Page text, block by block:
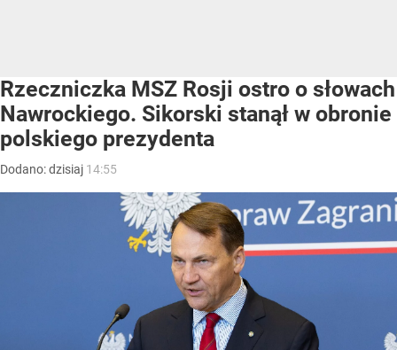
Rzeczniczka MSZ Rosji ostro o słowach
Nawrockiego. Sikorski stanął w obronie
polskiego prezydenta
Dodano:dzisiaj 14:55